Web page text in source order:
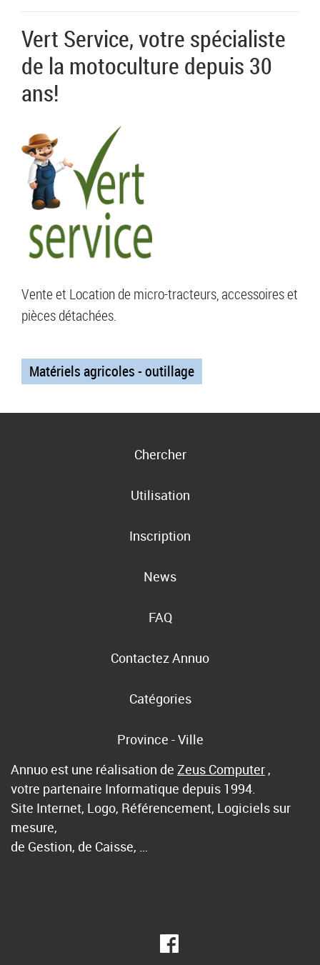
Vert Service, votre spécialiste
de la motoculture depuis 30
ans!
Vente et Location de micro-tracteurs, accessoires et
pièces détachées.
Matériels agricoles - outillage
Chercher
Utilisation
Inscription
News
FAQ
Contactez Annuo
Catégories
Province - Ville
Annuo est une réalisation de Zeus Computer ,
votre partenaire Informatique depuis 1994.
Site Internet, Logo, Référencement, Logiciels sur
mesure,
de Gestion, de Caisse, …